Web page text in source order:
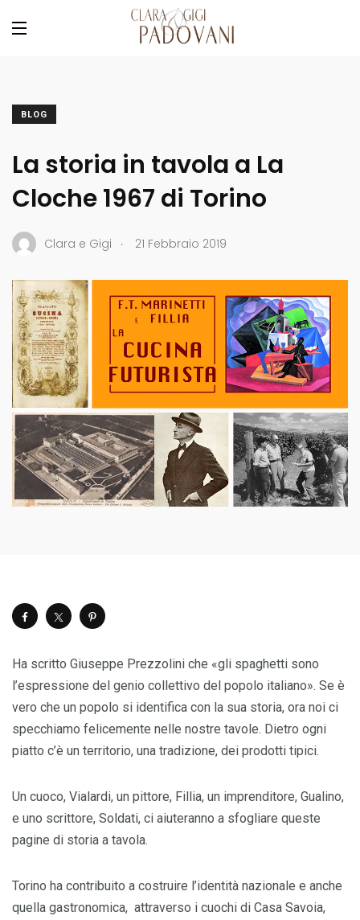
BLOG
La storia in tavola a La
Cloche 1967 di Torino
Clara e Gigi . 21 Febbraio 2019
Ha scritto Giuseppe Prezzolini che «gli spaghetti sono
l’espressione del genio collettivo del popolo italiano». Se è
vero che un popolo si identifica con la sua storia, ora noi ci
specchiamo felicemente nelle nostre tavole. Dietro ogni
piatto c’è un territorio, una tradizione, dei prodotti tipici.
Un cuoco, Vialardi, un pittore, Fillia, un imprenditore, Gualino,
e uno scrittore, Soldati, ci aiuteranno a sfogliare queste
pagine di storia a tavola.
Torino ha contribuito a costruire l’identità nazionale e anche
quella gastronomica, attraverso i cuochi di Casa Savoia,